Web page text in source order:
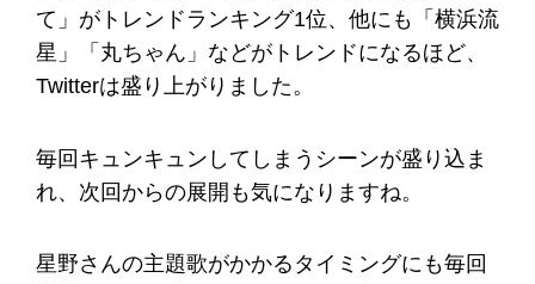
て」がトレンドランキング1位、他にも「横浜流
星」「丸ちゃん」などがトレンドになるほど、
Twitterは盛り上がりました。
毎回キュンキュンしてしまうシーンが盛り込ま
れ、次回からの展開も気になりますね。
星野さんの主題歌がかかるタイミングにも毎回